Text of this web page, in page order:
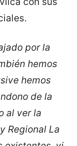
por la
hemos
hemos
de la
al ver la
Regional La